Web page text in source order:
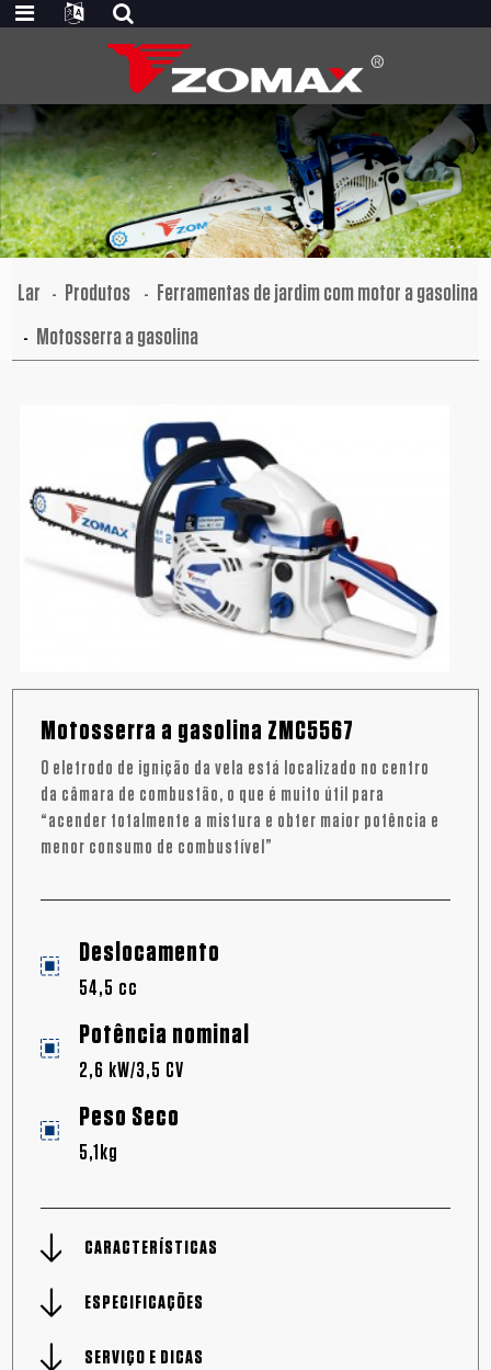
Lar Produtos
Ferramentas de jardim com motor a gasolina
Motosserra a gasolina
Motosserra a gasolina ZMC5567
O eletrodo de ignição da vela está localizado no centro
da câmara de combustão, o que é muito útil para
“acender totalmente a mistura e obter maior potência e
menor consumo de combustível”
Deslocamento
54,5 cc
Potência nominal
2,6 kW/3,5 CV
Peso Seco
5,1kg
CARACTERÍSTICAS
ESPECIFICAÇÕES
SERVIÇO E DICAS